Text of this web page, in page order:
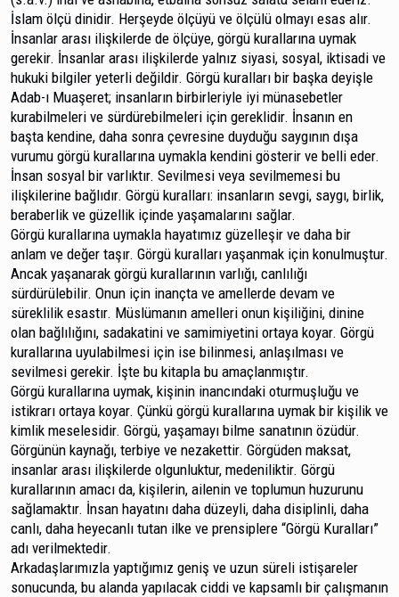
İslam ölçü dinidir. Herşeyde ölçüyü ve ölçülü olma­yı esas alır.
İnsanlar arası ilişkilerde de ölçüye, görgü kural­larına uymak
gerekir. İnsanlar arası ilişkilerde yalnız siyasi, sosyal, iktisadi ve
hukuki bilgiler yeterli değildir. Görgü kuralları bir başka deyişle
Adab-ı Muaşeret; insanların bir­birleriyle iyi münasebetler
kurabilmeleri ve sürdürebilmeleri için gereklidir. İnsanın en
başta kendine, daha sonra çevre­sine duyduğu saygının dışa
vurumu görgü kurallarına uy­makla kendini gösterir ve belli eder.
İnsan sosyal bir varlıktır. Sevilmesi veya sevilmemesi bu
ilişkilerine bağlıdır. Görgü kuralları: insanların sevgi, saygı, birlik,
beraberlik ve güzellik içinde yaşamalarını sağlar.
Görgü kurallarına uymakla hayatımız güzelleşir ve daha bir
anlam ve değer taşır. Görgü kuralları yaşanmak için konulmuştur.
Ancak yaşanarak görgü kurallarının varlı­ğı, canlılığı
sürdürülebilir. Onun için inançta ve amellerde devam ve
süreklilik esastır. Müslümanın amelleri onun kişi­liğini, dinine
olan bağlılığını, sadakatini ve samimiyetini ortaya koyar. Görgü
kurallarına uyulabilmesi için ise bilinmesi, anlaşılması ve
sevilmesi gerekir. İşte bu kitapla bu amaç­lanmıştır.
Görgü kurallarına uymak, kişinin inancındaki otur­muşluğu ve
istikrarı ortaya koyar. Çünkü görgü kurallarına uymak bir kişilik ve
kimlik meselesidir. Görgü, yaşamayı bilme sanatının özüdür.
Görgünün kaynağı, terbiye ve nezakettir. Görgüden maksat,
insanlar arası ilişkilerde olgunluktur, medeniliktir. Görgü
kurallarının amacı da, kişilerin, ailenin ve toplumun huzurunu
sağlamaktır. İnsan hayatını daha düzeyli, daha disiplinli, daha
canlı, daha heyecanlı tutan ilke ve prensiplere “Görgü Kuralları”
adı verilmektedir.
Arkadaşlarımızla yaptığımız geniş ve uzun süreli isti­şareler
sonucunda, bu alanda yapılacak ciddi ve kapsamlı bir çalışmanın